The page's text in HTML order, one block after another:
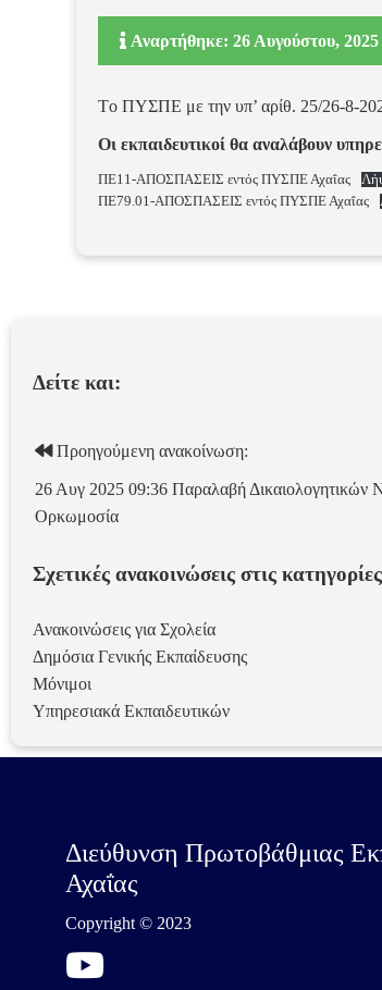
Αναρτήθηκε: 26 Αυγούστου,
Τo ΠΥΣΠΕ με την υπ’ αρίθ. 25/26-8-
Οι εκπαιδευτικοί θα αναλάβουν
ΠΕ11-ΑΠΟΣΠΑΣΕΙΣ εντός ΠΥΣΠΕ Αχαΐας
ΠΕ79.01-ΑΠΟΣΠΑΣΕΙΣ εντός ΠΥΣΠΕ Αχαΐας
Δείτε και:
Προηγούμενη ανακοίνωση:
26 Αυγ 2025 09:36 Παραλαβή Δικαιολογητικών
Ορκωμοσία
Σχετικές ανακοινώσεις στις
Ανακοινώσεις για Σχολεία
Δημόσια Γενικής Εκπαίδευσης
Μόνιμοι
Υπηρεσιακά Εκπαιδευτικών
Διεύθυνση Πρωτοβάθμιας
Αχαΐας
Copyright © 2023